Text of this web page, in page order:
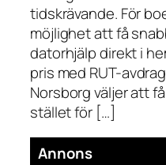
tidskrävande. För
möjlighet att få
datorhjälp direkt i
pris med RUT-
Norsborg väljer att
stället för […]
Annons